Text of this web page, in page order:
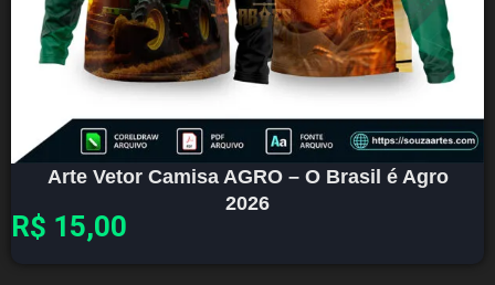
Arte Vetor Camisa AGRO – O Brasil é Agro
2026
R$ 15,00